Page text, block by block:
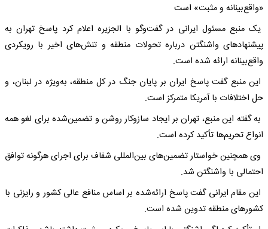
«واقع‌بینانه و مثبت» است
یک منبع مسئول ایرانی در گفت‌وگو با الجزیره اعلام کرد پاسخ تهران به
پیشنهادهای واشنگتن درباره تحولات منطقه و تنش‌های اخیر با رویکردی
واقع‌بینانه ارائه شده است.
این منبع گفت پاسخ ایران بر پایان جنگ در کل منطقه، به‌ویژه در لبنان، و
حل اختلافات با آمریکا متمرکز است.
به گفته این منبع، تهران بر ایجاد سازوکار روشن و تضمین‌شده برای لغو همه
انواع تحریم‌ها تأکید کرده است.
وی همچنین خواستار تضمین‌های بین‌المللی شفاف برای اجرای هرگونه توافق
احتمالی با واشنگتن شد.
این مقام ایرانی گفت پاسخ ارائه‌شده بر اساس منافع عالی کشور و رایزنی با
کشورهای منطقه تدوین شده است.